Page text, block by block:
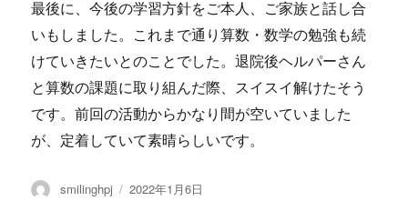
最後に、今後の学習方針をご本人、ご家族と話し合
いもしました。これまで通り算数・数学の勉強も続
けていきたいとのことでした。退院後ヘルパーさん
と算数の課題に取り組んだ際、スイスイ解けたそう
です。前回の活動からかなり間が空いていました
が、定着していて素晴らしいです。
投
smilinghpj
投
2022年1月6日